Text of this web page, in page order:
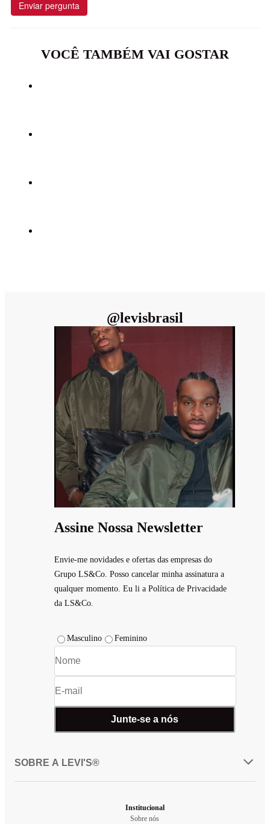
Enviar pergunta
VOCÊ TAMBÉM VAI GOSTAR
@levisbrasil
Assine Nossa Newsletter
Envie-me novidades e ofertas das empresas do
Grupo LS&Co. Posso cancelar minha assinatura a
qualquer momento. Eu li a Política de Privacidade
da LS&Co.
Masculino Feminino
Junte-se a nós
SOBRE A LEVI'S®
Institucional
Sobre nós